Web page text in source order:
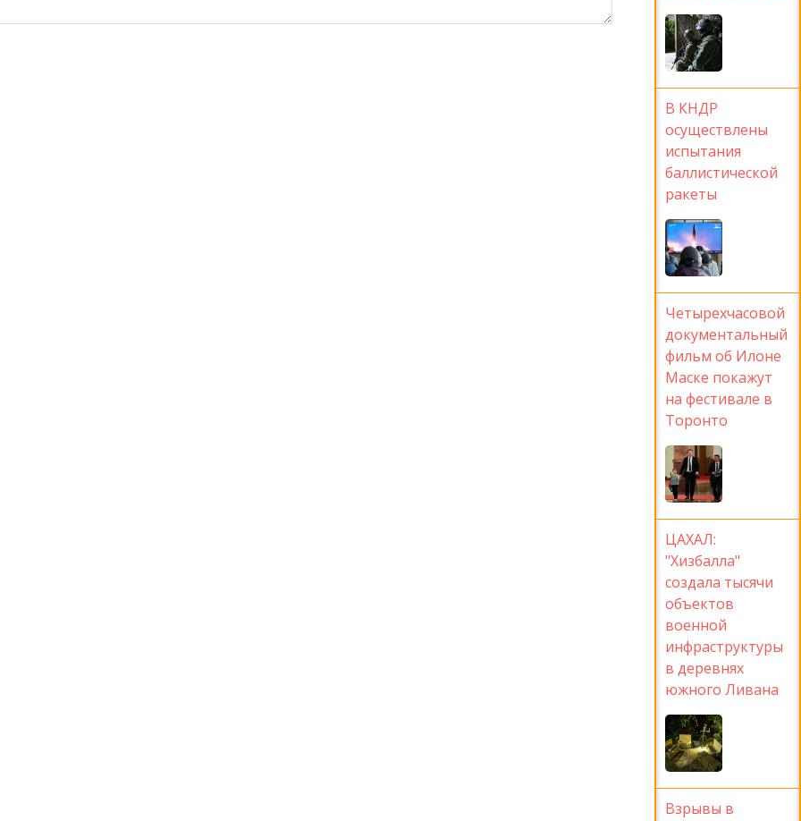
В КНДР
осуществлены
испытания
баллистической
ракеты
Четырехчасовой
документальный
фильм об Илоне
Маске покажут
на фестивале в
Торонто
ЦАХАЛ:
"Хизбалла"
создала тысячи
объектов
военной
инфраструктуры
в деревнях
южного Ливана
Взрывы в